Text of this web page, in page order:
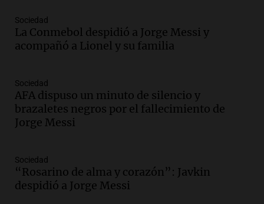
Episodios
Audio.Chile planteó mejorar la
conectividad fronteriza, aérea y digital
Episodios
Audio.Del fitness a la longevidad: por
qué crece el consumo de alimentos con
proteínas
Episodios
Audio. Investigan un asalto millonario a
la cooperativa Talamochita en Villa
Sociedad
La Conmebol despidió a Jorge Messi y
acompañó a Lionel y su familia
Sociedad
AFA dispuso un minuto de silencio y
brazaletes negros por el fallecimiento de
Jorge Messi
Sociedad
“Rosarino de alma y corazón”: Javkin
despidió a Jorge Messi